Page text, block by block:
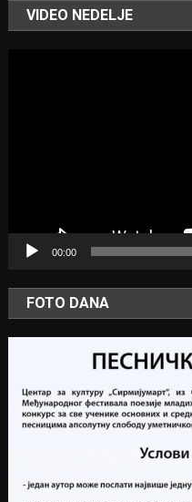
VIDEO NEDELJE
00:00
FOTO DANA